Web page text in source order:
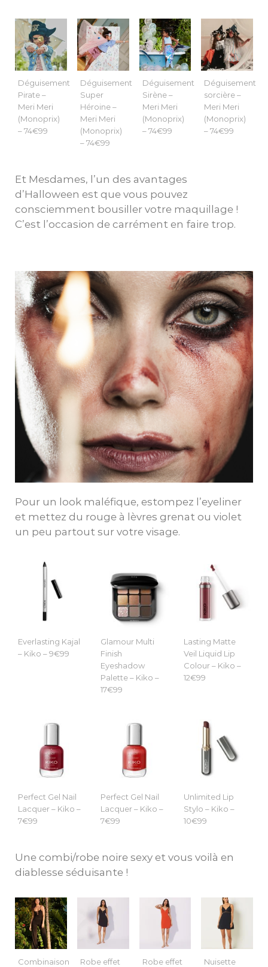
Déguisement
Pirate –
Meri Meri
(Monoprix)
– 74€99
Déguisement
Super
Héroine –
Meri Meri
(Monoprix)
– 74€99
Déguisement
Sirène –
Meri Meri
(Monoprix)
– 74€99
Déguisement
sorcière –
Meri Meri
(Monoprix)
– 74€99
Et Mesdames, l’un des avantages
d’Halloween est que vous pouvez
consciemment bousiller votre maquillage !
C’est l’occasion de carrément en faire trop.
Pour un look maléfique, estompez l’eyeliner
et mettez du rouge à lèvres grenat ou violet
un peu partout sur votre visage.
Everlasting Kajal
– Kiko – 9€99
Glamour Multi
Finish
Eyeshadow
Palette – Kiko –
17€99
Lasting Matte
Veil Liquid Lip
Colour – Kiko –
12€99
Perfect Gel Nail
Lacquer – Kiko –
7€99
Perfect Gel Nail
Lacquer – Kiko –
7€99
Unlimited Lip
Stylo – Kiko –
10€99
Une combi/robe noire sexy et vous voilà en
diablesse séduisante !
Combinaison
Robe effet
Robe effet
Nuisette